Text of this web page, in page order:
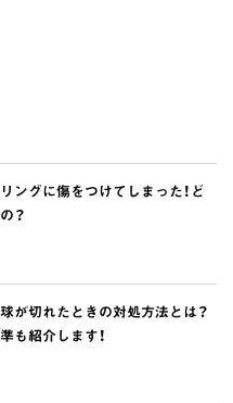
ングに傷をつけてしまった！ど
？
が切れたときの対処方法とは？
も紹介します！